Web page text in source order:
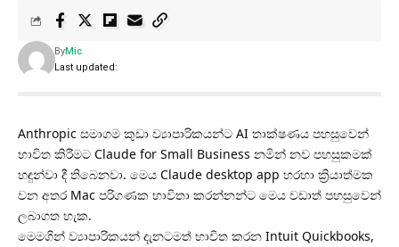
Last updated:
ByMic
Anthropic සමාගම කුඩා ව්‍යාපාරිකයන්ට AI තාක්ෂණය පහසුවෙන්
භාවිත කිරීමට Claude for Small Business නමින් නව පහසුකමක්
හඳුන්වා දී තිබෙනවා. මෙය Claude desktop app හරහා ක්‍රියාත්මක
වන අතර Mac පරිගණක භාවිතා කරන්නන්ට මෙය වඩාත් පහසුවෙන්
ලබාගත හැක.
මෙමගින් ව්‍යාපාරිකයන් දැනටමත් භාවිත කරන Intuit Quickbooks,